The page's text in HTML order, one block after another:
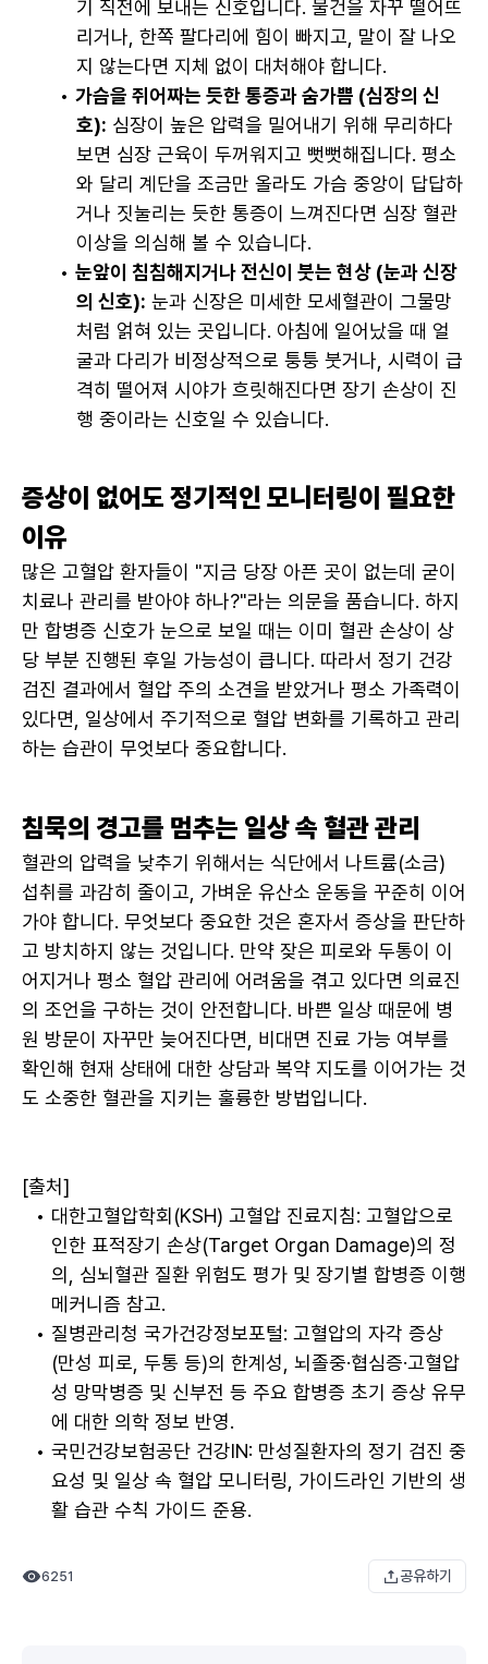
기 직전에 보내는 신호입니다. 물건을 자꾸 떨어뜨
리거나, 한쪽 팔다리에 힘이 빠지고, 말이 잘 나오
지 않는다면 지체 없이 대처해야 합니다.
가슴을 쥐어짜는 듯한 통증과 숨가쁨 (심장의 신
호): 심장이 높은 압력을 밀어내기 위해 무리하다
보면 심장 근육이 두꺼워지고 뻣뻣해집니다. 평소
와 달리 계단을 조금만 올라도 가슴 중앙이 답답하
거나 짓눌리는 듯한 통증이 느껴진다면 심장 혈관
이상을 의심해 볼 수 있습니다.
눈앞이 침침해지거나 전신이 붓는 현상 (눈과 신장
의 신호): 눈과 신장은 미세한 모세혈관이 그물망
처럼 얽혀 있는 곳입니다. 아침에 일어났을 때 얼
굴과 다리가 비정상적으로 퉁퉁 붓거나, 시력이 급
격히 떨어져 시야가 흐릿해진다면 장기 손상이 진
행 중이라는 신호일 수 있습니다.
증상이 없어도 정기적인 모니터링이 필요한
이유
많은 고혈압 환자들이 "지금 당장 아픈 곳이 없는데 굳이
치료나 관리를 받아야 하나?"라는 의문을 품습니다. 하지
만 합병증 신호가 눈으로 보일 때는 이미 혈관 손상이 상
당 부분 진행된 후일 가능성이 큽니다. 따라서 정기 건강
검진 결과에서 혈압 주의 소견을 받았거나 평소 가족력이
있다면, 일상에서 주기적으로 혈압 변화를 기록하고 관리
하는 습관이 무엇보다 중요합니다.
침묵의 경고를 멈추는 일상 속 혈관 관리
혈관의 압력을 낮추기 위해서는 식단에서 나트륨(소금)
섭취를 과감히 줄이고, 가벼운 유산소 운동을 꾸준히 이어
가야 합니다. 무엇보다 중요한 것은 혼자서 증상을 판단하
고 방치하지 않는 것입니다. 만약 잦은 피로와 두통이 이
어지거나 평소 혈압 관리에 어려움을 겪고 있다면 의료진
의 조언을 구하는 것이 안전합니다. 바쁜 일상 때문에 병
원 방문이 자꾸만 늦어진다면, 비대면 진료 가능 여부를
확인해 현재 상태에 대한 상담과 복약 지도를 이어가는 것
도 소중한 혈관을 지키는 훌륭한 방법입니다.
[출처]
대한고혈압학회(KSH) 고혈압 진료지침: 고혈압으로
인한 표적장기 손상(Target Organ Damage)의 정
의, 심뇌혈관 질환 위험도 평가 및 장기별 합병증 이행
메커니즘 참고.
질병관리청 국가건강정보포털: 고혈압의 자각 증상
(만성 피로, 두통 등)의 한계성, 뇌졸중·협심증·고혈압
성 망막병증 및 신부전 등 주요 합병증 초기 증상 유무
에 대한 의학 정보 반영.
국민건강보험공단 건강IN: 만성질환자의 정기 검진 중
요성 및 일상 속 혈압 모니터링, 가이드라인 기반의 생
활 습관 수칙 가이드 준용.
6251 공유하기